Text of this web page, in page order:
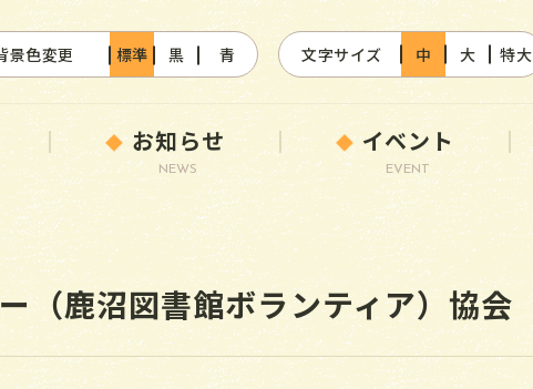
背景色変更 標準 黒 青 文字サイズ 中 大 特大
お知らせ
NEWS
イベント
EVENT
（鹿沼図書館ボランティア）協会